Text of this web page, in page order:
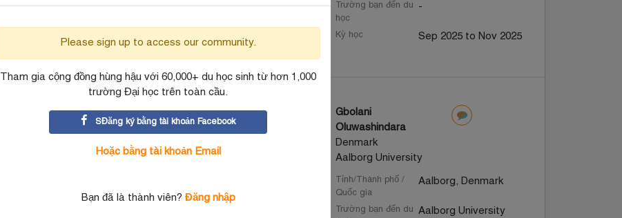
Trường bạn đến du Abu Dhabi University
Kỳ học Oct 2025 to Sep 2029
Trường bạn đến du
học
-
Kỳ học Sep 2025 to Nov 2025
Olivia Muir
Singapore
Trường bạn đến du
Hanyang University
Gbolani
Oluwashindara
Denmark
Aalborg University
Tỉnh/Thành phố /
Quốc gia
Aalborg, Denmark
Trường bạn đến du
Aalborg University
Please sign up to access our community.
Tham gia cộng đồng hùng hậu với 60,000+ du học sinh từ hơn 1,000
trường Đại học trên toàn cầu.
SĐăng ký bằng tài khoản Facebook
Hoặc bằng tài khoản Email
Bạn đã là thành viên? Đăng nhập